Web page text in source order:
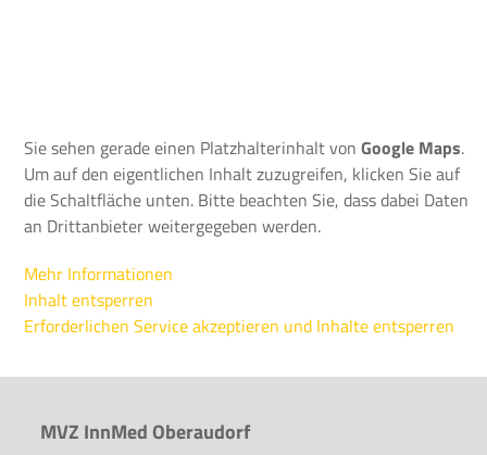
Sie sehen gerade einen Platzhalterinhalt vonGoogle Maps.
Um auf den eigentlichen Inhalt zuzugreifen, klicken Sie auf
die Schaltfläche unten. Bitte beachten Sie, dass dabei Daten
an Drittanbieter weitergegeben werden.
Mehr Informationen
Inhalt entsperren
Erforderlichen Service akzeptieren und Inhalte entsperren
MVZ InnMed Oberaudorf